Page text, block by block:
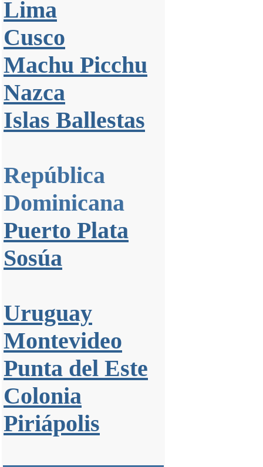
Lima
Cusco
Machu Picchu
Nazca
Islas Ballestas
República
Dominicana
Puerto Plata
Sosúa
Uruguay
Montevideo
Punta del Este
Colonia
Piriápolis